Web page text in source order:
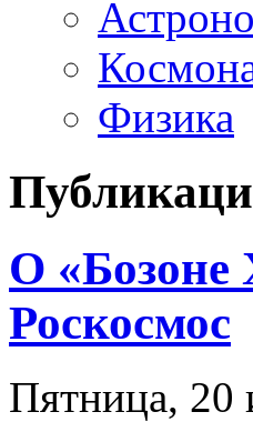
Физика
О «Бозоне
Роскосмос
Пятница, 20